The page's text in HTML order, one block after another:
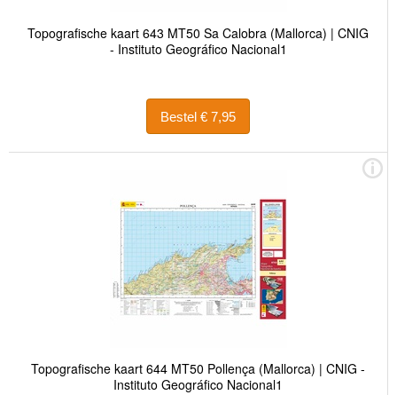
Topografische kaart 643 MT50 Sa Calobra (Mallorca) | CNIG
- Instituto Geográfico Nacional1
Bestel € 7,95
Topografische kaart 644 MT50 Pollença (Mallorca) | CNIG -
Instituto Geográfico Nacional1